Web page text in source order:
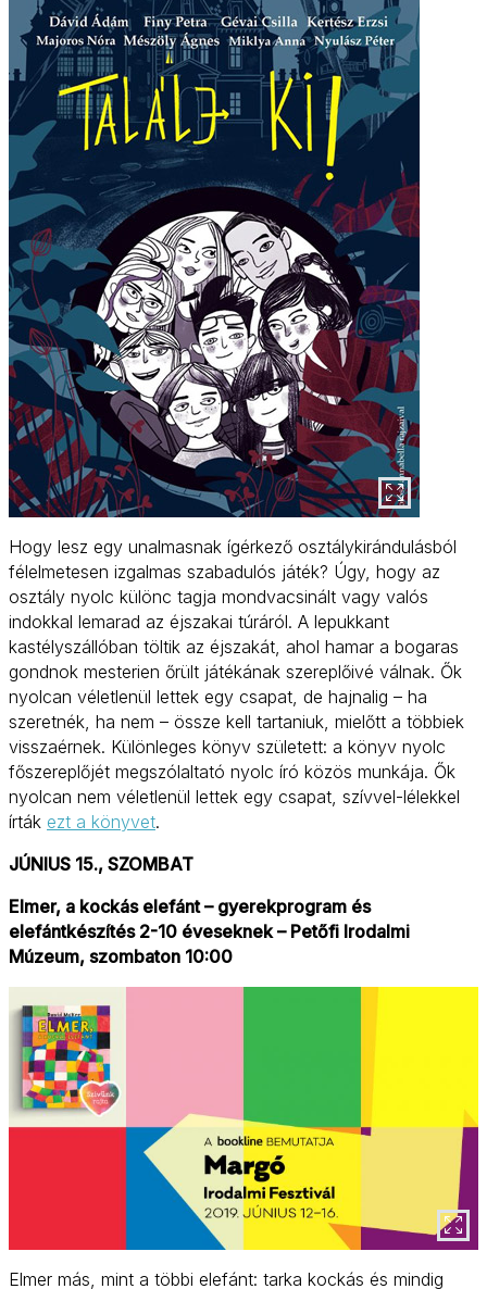
Hogy lesz egy unalmasnak ígérkező osztálykirándulásból
félelmetesen izgalmas szabadulós játék? Úgy, hogy az
osztály nyolc különc tagja mondvacsinált vagy valós
indokkal lemarad az éjszakai túráról. A lepukkant
kastélyszállóban töltik az éjszakát, ahol hamar a bogaras
gondnok mesterien őrült játékának szereplőivé válnak. Ők
nyolcan véletlenül lettek egy csapat, de hajnalig – ha
szeretnék, ha nem – össze kell tartaniuk, mielőtt a többiek
visszaérnek. Különleges könyv született: a könyv nyolc
főszereplőjét megszólaltató nyolc író közös munkája. Ők
nyolcan nem véletlenül lettek egy csapat, szívvel-lélekkel
írták ezt a könyvet.
JÚNIUS 15., SZOMBAT
Elmer, a kockás elefánt – gyerekprogram és
elefántkészítés 2-10 éveseknek – Petőfi Irodalmi
Múzeum, szombaton 10:00
Elmer más, mint a többi elefánt: tarka kockás és mindig